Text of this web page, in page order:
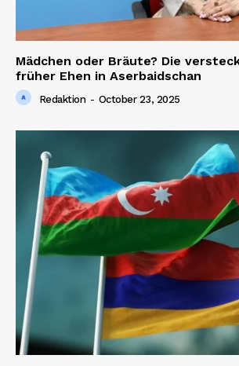
Mädchen oder Bräute? Die
früher Ehen in Aserbaidschan
Redaktion - October 23, 2025